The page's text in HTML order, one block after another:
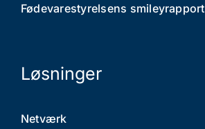
Fødevarestyrelsens smileyrapport
Løsninger
Netværk